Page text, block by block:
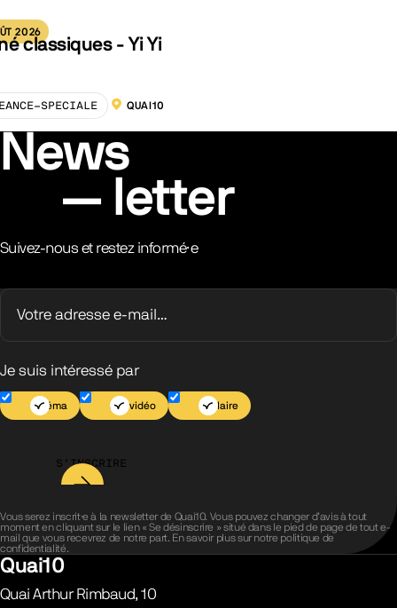
2026
classiques - Yi Yi
SPECIALE LOCALISATION :
QUAI10
News
letter
Suivez-nous et restez informé·e
Je suis intéressé par
Cinéma Jeu vidéo Scolaire
S’INSCRIRE
Vous serez inscrit·e à la newsletter de Quai10. Vous pouvez changer d’avis à tout
moment en cliquant sur le lien « Se désinscrire » situé dans le pied de page de tout e-
mail que vous recevrez de notre part. En savoir plus sur notre politique de
confidentialité.
Quai10
Quai Arthur Rimbaud, 10